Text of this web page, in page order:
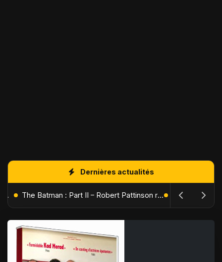
Dernières actualités
L'Âge de Glace : Le Réveil du Volcan – Manny, Sid et Diego de retour pour une aventure explosive The Batman : Part II – Robert Pattinson replonge dans les ténèbres de Gotham dès octobre 2027